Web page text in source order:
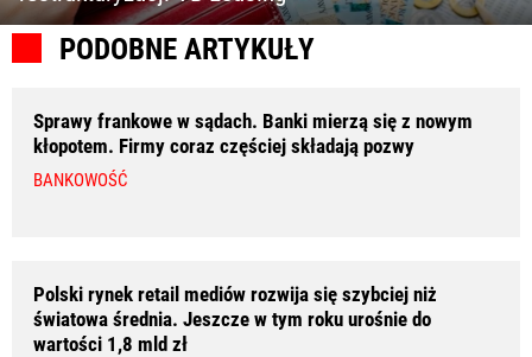
PODOBNE ARTYKUŁY
Sprawy frankowe w sądach. Banki mierzą się z nowym
kłopotem. Firmy coraz częściej składają pozwy
BANKOWOŚĆ
Polski rynek retail mediów rozwija się szybciej niż
światowa średnia. Jeszcze w tym roku urośnie do
wartości 1,8 mld zł